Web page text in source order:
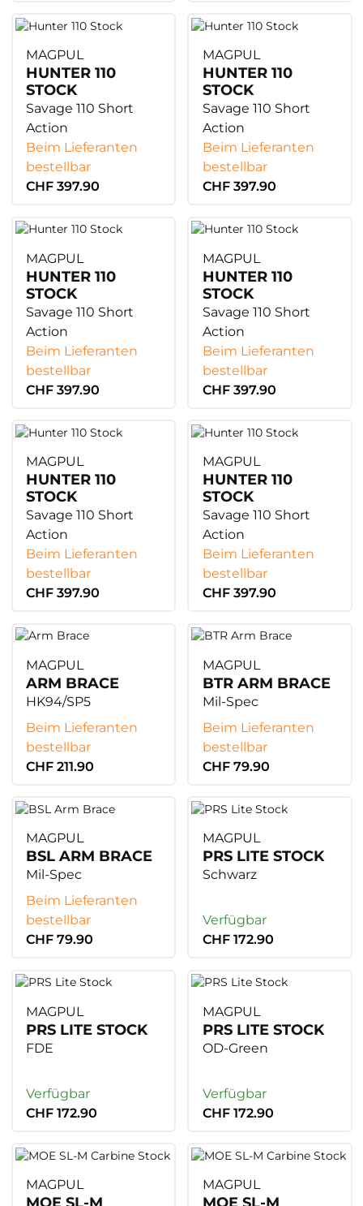
MAGPUL
HUNTER 110
STOCK
Savage 110 Short
Action
Beim Lieferanten
bestellbar
CHF 397.90
MAGPUL
HUNTER 110
STOCK
Savage 110 Short
Action
Beim Lieferanten
bestellbar
CHF 397.90
MAGPUL
HUNTER 110
STOCK
Savage 110 Short
Action
Beim Lieferanten
bestellbar
CHF 397.90
MAGPUL
HUNTER 110
STOCK
Savage 110 Short
Action
Beim Lieferanten
bestellbar
CHF 397.90
MAGPUL
HUNTER 110
STOCK
Savage 110 Short
Action
Beim Lieferanten
bestellbar
CHF 397.90
MAGPUL
HUNTER 110
STOCK
Savage 110 Short
Action
Beim Lieferanten
bestellbar
CHF 397.90
MAGPUL
ARM BRACE
HK94/SP5
Beim Lieferanten
bestellbar
CHF 211.90
MAGPUL
BTR ARM BRACE
Mil-Spec
Beim Lieferanten
bestellbar
CHF 79.90
MAGPUL
BSL ARM BRACE
Mil-Spec
Beim Lieferanten
bestellbar
CHF 79.90
MAGPUL
PRS LITE STOCK
Schwarz
Verfügbar
CHF 172.90
MAGPUL
PRS LITE STOCK
FDE
Verfügbar
CHF 172.90
MAGPUL
PRS LITE STOCK
OD-Green
Verfügbar
CHF 172.90
MAGPUL
MOE SL-M
MAGPUL
MOE SL-M